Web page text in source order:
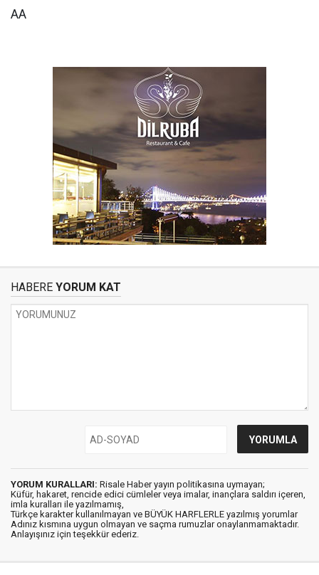
AA
HABERE YORUM KAT
YORUM KURALLARI: Risale Haber yayın politikasına uymayan;
Küfür, hakaret, rencide edici cümleler veya imalar, inançlara saldırı içeren,
imla kuralları ile yazılmamış,
Türkçe karakter kullanılmayan ve BÜYÜK HARFLERLE yazılmış yorumlar
Adınız kısmına uygun olmayan ve saçma rumuzlar onaylanmamaktadır.
Anlayışınız için teşekkür ederiz.